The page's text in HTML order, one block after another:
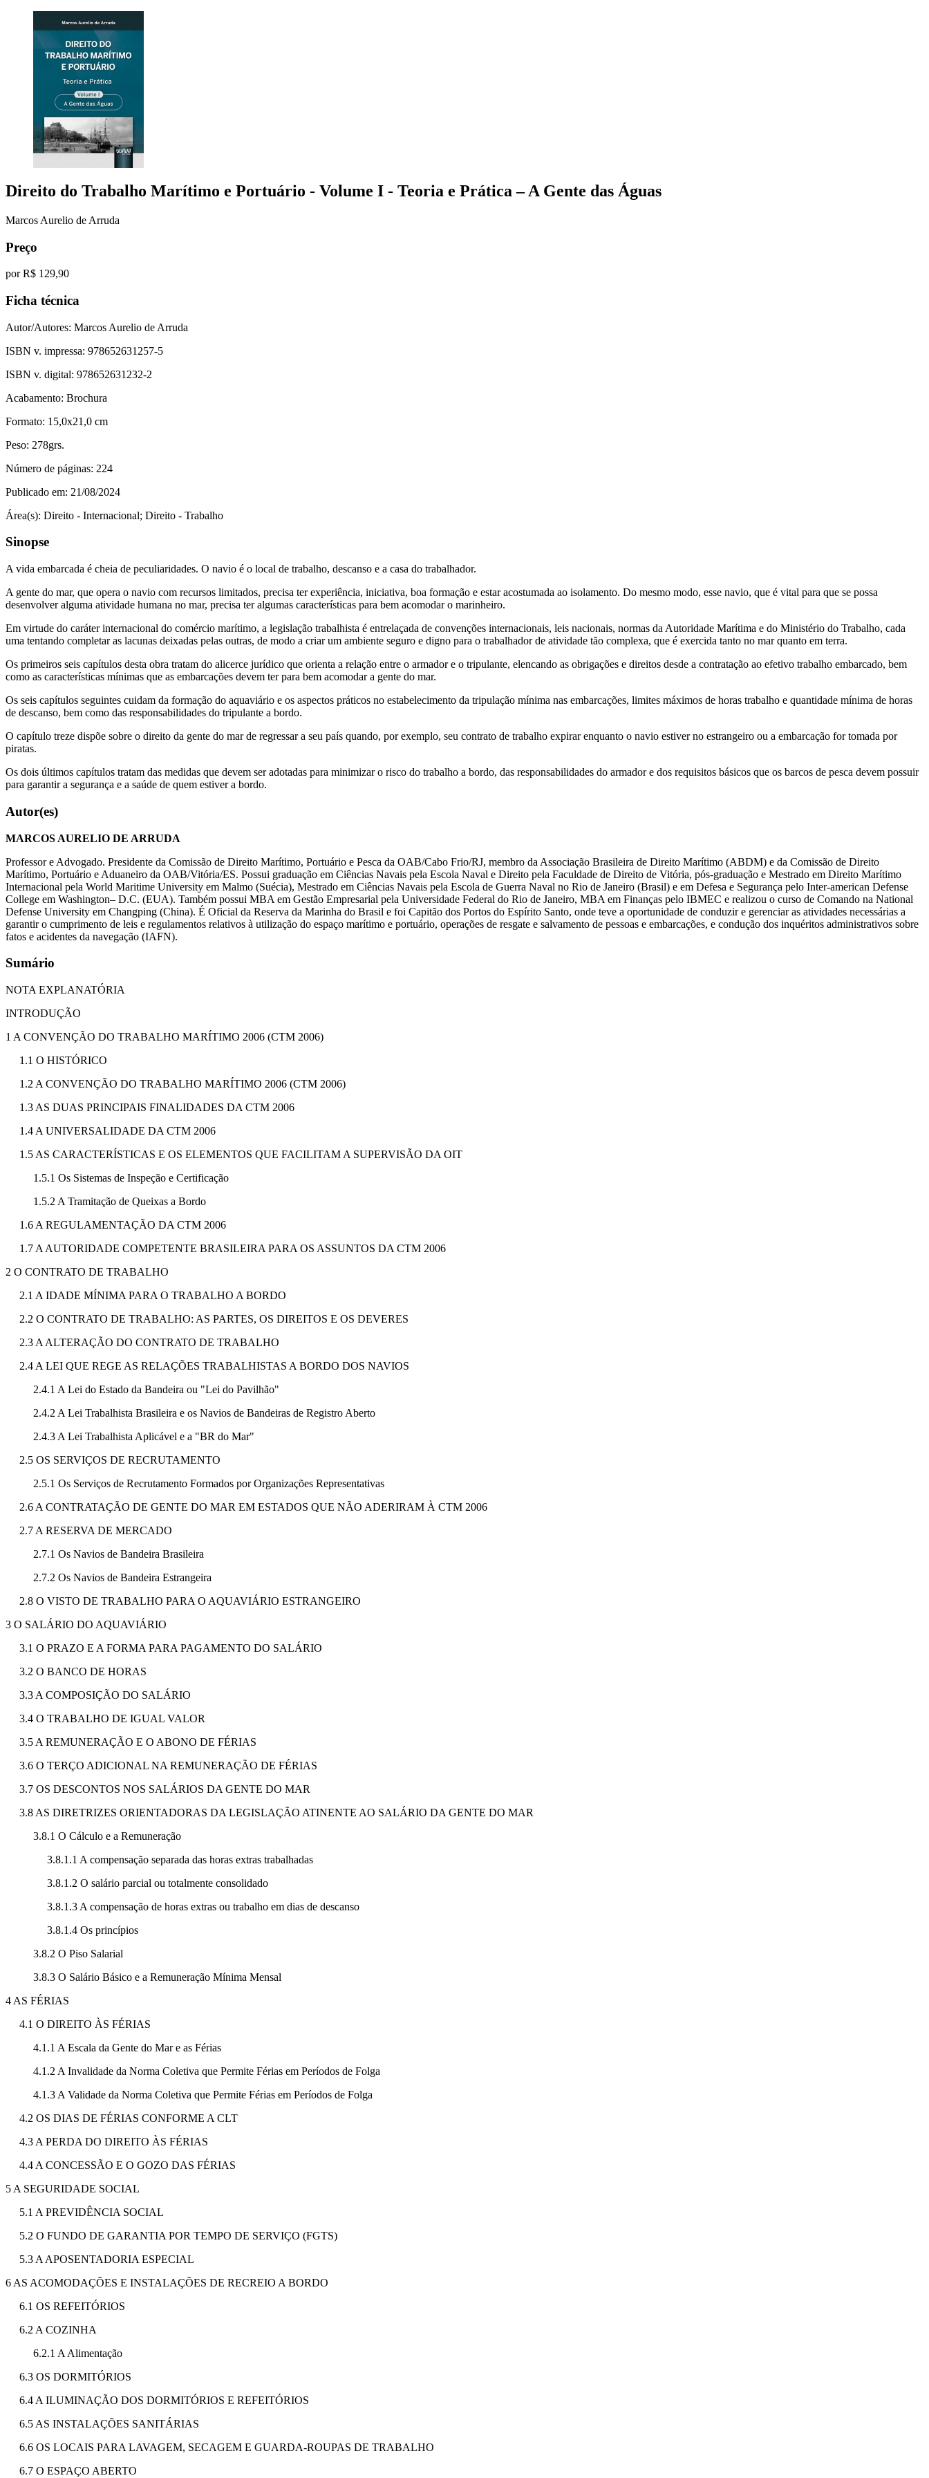
Direito do Trabalho Marítimo e Portuário - Volume I - Teoria e Prática – A Gente das Águas
Marcos Aurelio de Arruda
Preço
porR$ 129,90
Ficha técnica
Autor/Autores: Marcos Aurelio de Arruda
ISBN v. impressa: 978652631257-5
ISBN v. digital: 978652631232-2
Acabamento: Brochura
Formato: 15,0x21,0 cm
Peso: 278grs.
Número de páginas: 224
Publicado em: 21/08/2024
Área(s): Direito - Internacional; Direito - Trabalho
Sinopse
A vida embarcada é cheia de peculiaridades. O navio é o local de trabalho, descanso e a casa do trabalhador.
A gente do mar, que opera o navio com recursos limitados, precisa ter experiência, iniciativa, boa formação e estar acostumada ao isolamento. Do mesmo modo, esse navio, que é vital para que se possa
desenvolver alguma atividade humana no mar, precisa ter algumas características para bem acomodar o marinheiro.
Em virtude do caráter internacional do comércio marítimo, a legislação trabalhista é entrelaçada de convenções internacionais, leis nacionais, normas da Autoridade Marítima e do Ministério do Trabalho, cada
uma tentando completar as lacunas deixadas pelas outras, de modo a criar um ambiente seguro e digno para o trabalhador de atividade tão complexa, que é exercida tanto no mar quanto em terra.
Os primeiros seis capítulos desta obra tratam do alicerce jurídico que orienta a relação entre o armador e o tripulante, elencando as obrigações e direitos desde a contratação ao efetivo trabalho embarcado, bem
como as características mínimas que as embarcações devem ter para bem acomodar a gente do mar.
Os seis capítulos seguintes cuidam da formação do aquaviário e os aspectos práticos no estabelecimento da tripulação mínima nas embarcações, limites máximos de horas trabalho e quantidade mínima de horas
de descanso, bem como das responsabilidades do tripulante a bordo.
O capítulo treze dispõe sobre o direito da gente do mar de regressar a seu país quando, por exemplo, seu contrato de trabalho expirar enquanto o navio estiver no estrangeiro ou a embarcação for tomada por
piratas.
Os dois últimos capítulos tratam das medidas que devem ser adotadas para minimizar o risco do trabalho a bordo, das responsabilidades do armador e dos requisitos básicos que os barcos de pesca devem possuir
para garantir a segurança e a saúde de quem estiver a bordo.
Autor(es)
MARCOS AURELIO DE ARRUDA
Professor e Advogado. Presidente da Comissão de Direito Marítimo, Portuário e Pesca da OAB/Cabo Frio/RJ, membro da Associação Brasileira de Direito Marítimo (ABDM) e da Comissão de Direito
Marítimo, Portuário e Aduaneiro da OAB/Vitória/ES. Possui graduação em Ciências Navais pela Escola Naval e Direito pela Faculdade de Direito de Vitória, pós-graduação e Mestrado em Direito Marítimo
Internacional pela World Maritime University em Malmo (Suécia), Mestrado em Ciências Navais pela Escola de Guerra Naval no Rio de Janeiro (Brasil) e em Defesa e Segurança pelo Inter-american Defense
College em Washington– D.C. (EUA). Também possui MBA em Gestão Empresarial pela Universidade Federal do Rio de Janeiro, MBA em Finanças pelo IBMEC e realizou o curso de Comando na National
Defense University em Changping (China). É Oficial da Reserva da Marinha do Brasil e foi Capitão dos Portos do Espírito Santo, onde teve a oportunidade de conduzir e gerenciar as atividades necessárias a
garantir o cumprimento de leis e regulamentos relativos à utilização do espaço marítimo e portuário, operações de resgate e salvamento de pessoas e embarcações, e condução dos inquéritos administrativos sobre
fatos e acidentes da navegação (IAFN).
Sumário
NOTA EXPLANATÓRIA
INTRODUÇÃO
1 A CONVENÇÃO DO TRABALHO MARÍTIMO 2006 (CTM 2006)
1.1 O HISTÓRICO
1.2 A CONVENÇÃO DO TRABALHO MARÍTIMO 2006 (CTM 2006)
1.3 AS DUAS PRINCIPAIS FINALIDADES DA CTM 2006
1.4 A UNIVERSALIDADE DA CTM 2006
1.5 AS CARACTERÍSTICAS E OS ELEMENTOS QUE FACILITAM A SUPERVISÃO DA OIT
1.5.1 Os Sistemas de Inspeção e Certificação
1.5.2 A Tramitação de Queixas a Bordo
1.6 A REGULAMENTAÇÃO DA CTM 2006
1.7 A AUTORIDADE COMPETENTE BRASILEIRA PARA OS ASSUNTOS DA CTM 2006
2 O CONTRATO DE TRABALHO
2.1 A IDADE MÍNIMA PARA O TRABALHO A BORDO
2.2 O CONTRATO DE TRABALHO: AS PARTES, OS DIREITOS E OS DEVERES
2.3 A ALTERAÇÃO DO CONTRATO DE TRABALHO
2.4 A LEI QUE REGE AS RELAÇÕES TRABALHISTAS A BORDO DOS NAVIOS
2.4.1 A Lei do Estado da Bandeira ou "Lei do Pavilhão"
2.4.2 A Lei Trabalhista Brasileira e os Navios de Bandeiras de Registro Aberto
2.4.3 A Lei Trabalhista Aplicável e a "BR do Mar"
2.5 OS SERVIÇOS DE RECRUTAMENTO
2.5.1 Os Serviços de Recrutamento Formados por Organizações Representativas
2.6 A CONTRATAÇÃO DE GENTE DO MAR EM ESTADOS QUE NÃO ADERIRAM À CTM 2006
2.7 A RESERVA DE MERCADO
2.7.1 Os Navios de Bandeira Brasileira
2.7.2 Os Navios de Bandeira Estrangeira
2.8 O VISTO DE TRABALHO PARA O AQUAVIÁRIO ESTRANGEIRO
3 O SALÁRIO DO AQUAVIÁRIO
3.1 O PRAZO E A FORMA PARA PAGAMENTO DO SALÁRIO
3.2 O BANCO DE HORAS
3.3 A COMPOSIÇÃO DO SALÁRIO
3.4 O TRABALHO DE IGUAL VALOR
3.5 A REMUNERAÇÃO E O ABONO DE FÉRIAS
3.6 O TERÇO ADICIONAL NA REMUNERAÇÃO DE FÉRIAS
3.7 OS DESCONTOS NOS SALÁRIOS DA GENTE DO MAR
3.8 AS DIRETRIZES ORIENTADORAS DA LEGISLAÇÃO ATINENTE AO SALÁRIO DA GENTE DO MAR
3.8.1 O Cálculo e a Remuneração
3.8.1.1 A compensação separada das horas extras trabalhadas
3.8.1.2 O salário parcial ou totalmente consolidado
3.8.1.3 A compensação de horas extras ou trabalho em dias de descanso
3.8.1.4 Os princípios
3.8.2 O Piso Salarial
3.8.3 O Salário Básico e a Remuneração Mínima Mensal
4 AS FÉRIAS
4.1 O DIREITO ÀS FÉRIAS
4.1.1 A Escala da Gente do Mar e as Férias
4.1.2 A Invalidade da Norma Coletiva que Permite Férias em Períodos de Folga
4.1.3 A Validade da Norma Coletiva que Permite Férias em Períodos de Folga
4.2 OS DIAS DE FÉRIAS CONFORME A CLT
4.3 A PERDA DO DIREITO ÀS FÉRIAS
4.4 A CONCESSÃO E O GOZO DAS FÉRIAS
5 A SEGURIDADE SOCIAL
5.1 A PREVIDÊNCIA SOCIAL
5.2 O FUNDO DE GARANTIA POR TEMPO DE SERVIÇO (FGTS)
5.3 A APOSENTADORIA ESPECIAL
6 AS ACOMODAÇÕES E INSTALAÇÕES DE RECREIO A BORDO
6.1 OS REFEITÓRIOS
6.2 A COZINHA
6.2.1 A Alimentação
6.3 OS DORMITÓRIOS
6.4 A ILUMINAÇÃO DOS DORMITÓRIOS E REFEITÓRIOS
6.5 AS INSTALAÇÕES SANITÁRIAS
6.6 OS LOCAIS PARA LAVAGEM, SECAGEM E GUARDA-ROUPAS DE TRABALHO
6.7 O ESPAÇO ABERTO